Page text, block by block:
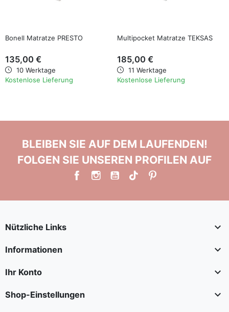
Bonell Matratze PRESTO
135,00 €
10 Werktage
Kostenlose Lieferung
Multipocket Matratze TEKSAS
185,00 €
11 Werktage
Kostenlose Lieferung
BLEIBEN SIE AUF DEM LAUFENDEN!
FOLGEN SIE UNSEREN PROFILEN AUF
Nützliche Links 
Informationen 
Ihr Konto 
Shop-Einstellungen 